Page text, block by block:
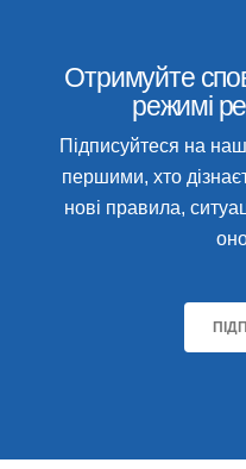
Отримуйте
режимі
Підписуйтеся на
першими, хто
нові правила,